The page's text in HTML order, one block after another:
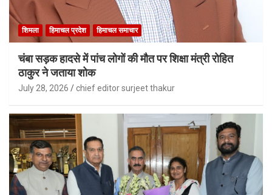
शिमला हिमाचल प्रदेश हिमाचल समाचार
चंबा सड़क हादसे में पांच लोगों की मौत पर शिक्षा मंत्री रोहित
ठाकुर ने जताया शोक
July 28, 2026 chief editor surjeet thakur